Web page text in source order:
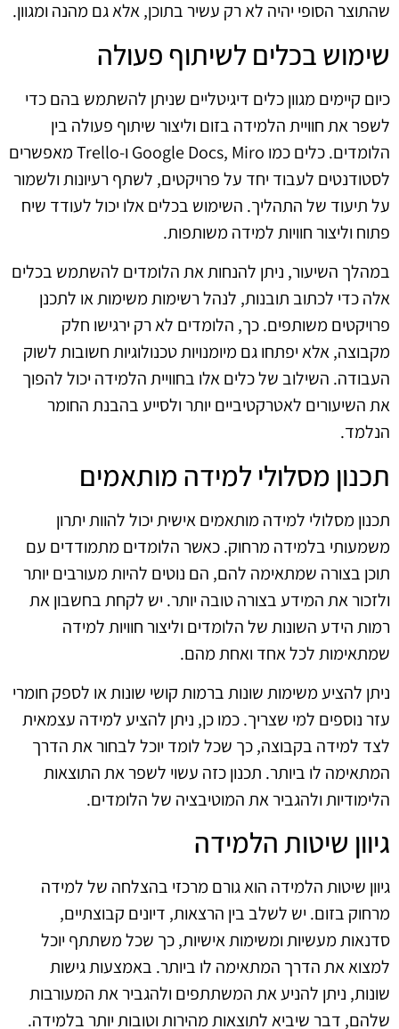
שהתוצר הסופי יהיה לא רק עשיר בתוכן, אלא גם מהנה ומגוון.
שימוש בכלים לשיתוף פעולה
כיום קיימים מגוון כלים דיגיטליים שניתן להשתמש בהם כדי
לשפר את חוויית הלמידה בזום וליצור שיתוף פעולה בין
הלומדים. כלים כמו Google Docs, Miro ו-Trello מאפשרים
לסטודנטים לעבוד יחד על פרויקטים, לשתף רעיונות ולשמור
על תיעוד של התהליך. השימוש בכלים אלו יכול לעודד שיח
פתוח וליצור חוויות למידה משותפות.
במהלך השיעור, ניתן להנחות את הלומדים להשתמש בכלים
אלה כדי לכתוב תובנות, לנהל רשימות משימות או לתכנן
פרויקטים משותפים. כך, הלומדים לא רק ירגישו חלק
מקבוצה, אלא יפתחו גם מיומנויות טכנולוגיות חשובות לשוק
העבודה. השילוב של כלים אלו בחוויית הלמידה יכול להפוך
את השיעורים לאטרקטיביים יותר ולסייע בהבנת החומר
הנלמד.
תכנון מסלולי למידה מותאמים
תכנון מסלולי למידה מותאמים אישית יכול להוות יתרון
משמעותי בלמידה מרחוק. כאשר הלומדים מתמודדים עם
תוכן בצורה שמתאימה להם, הם נוטים להיות מעורבים יותר
ולזכור את המידע בצורה טובה יותר. יש לקחת בחשבון את
רמות הידע השונות של הלומדים וליצור חוויות למידה
שמתאימות לכל אחד ואחת מהם.
ניתן להציע משימות שונות ברמות קושי שונות או לספק חומרי
עזר נוספים למי שצריך. כמו כן, ניתן להציע למידה עצמאית
לצד למידה בקבוצה, כך שכל לומד יוכל לבחור את הדרך
המתאימה לו ביותר. תכנון כזה עשוי לשפר את התוצאות
הלימודיות ולהגביר את המוטיבציה של הלומדים.
גיוון שיטות הלמידה
גיוון שיטות הלמידה הוא גורם מרכזי בהצלחה של למידה
מרחוק בזום. יש לשלב בין הרצאות, דיונים קבוצתיים,
סדנאות מעשיות ומשימות אישיות, כך שכל משתתף יוכל
למצוא את הדרך המתאימה לו ביותר. באמצעות גישות
שונות, ניתן להניע את המשתתפים ולהגביר את המעורבות
שלהם, דבר שיביא לתוצאות מהירות וטובות יותר בלמידה.